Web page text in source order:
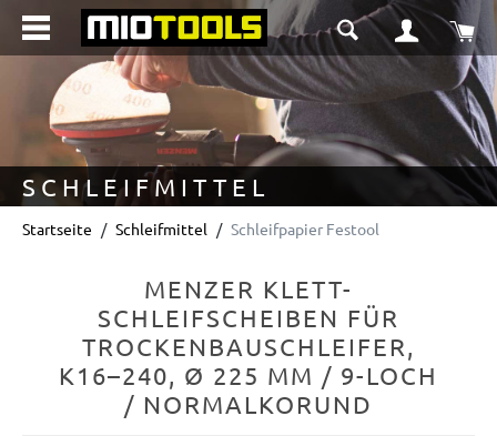
springen
SCHLEIFMITTEL
Startseite Schleifmittel Schleifpapier Festool
MENZER KLETT-
SCHLEIFSCHEIBEN FÜR
TROCKENBAUSCHLEIFER,
K16–240, Ø 225 MM / 9-LOCH
/ NORMALKORUND